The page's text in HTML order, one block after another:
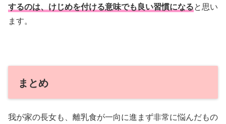
するのは、けじめを付ける意味でも良い習慣になると思い
ます。
まとめ
我が家の長女も、離乳食が一向に進まず非常に悩んだもの